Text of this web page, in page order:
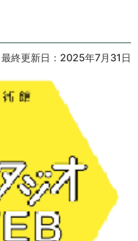
最終更新日：2025年7月31日